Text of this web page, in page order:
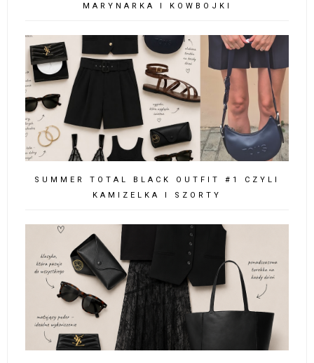
MARYNARKA I KOWBOJKI
SUMMER TOTAL BLACK OUTFIT #1 CZYLI
KAMIZELKA I SZORTY